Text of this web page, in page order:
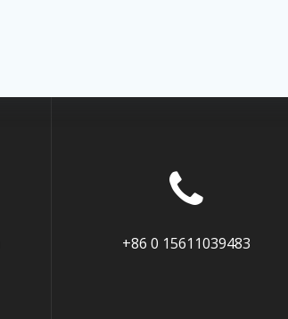
+86 0 15611039483